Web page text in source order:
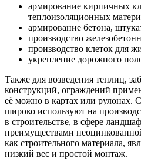
армирование кирпичных
теплоизоляционных
армирование бетона,
производство
производство клеток для
укрепление дорожного
Также для возведения теплиц,
конструкций, ограждений
её можно в картах или рулонах.
широко используют на
в строительстве, в сфере
преимуществами
как строительного материала,
низкий вес и простой монтаж.